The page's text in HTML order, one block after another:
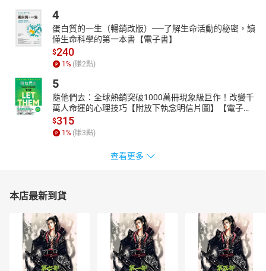
4
蛋白質的一生（暢銷改版）──了解生命活動的秘密，讀
懂生命科學的第一本書【電子書】
$240
1 % (賺2點)
5
隨他們去：全球熱銷突破1000萬冊現象級巨作！改變千
萬人命運的心理技巧【附放下執念明信片圖】【電子
書】
$315
1 % (賺3點)
查看更多
本店最新到貨